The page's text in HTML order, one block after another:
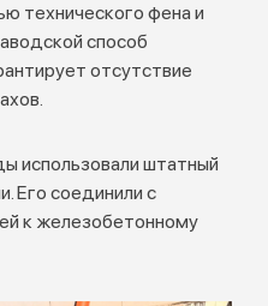
технического фена и
способ
отсутствие
использовали штатный
Его соединили с
к железобетонному